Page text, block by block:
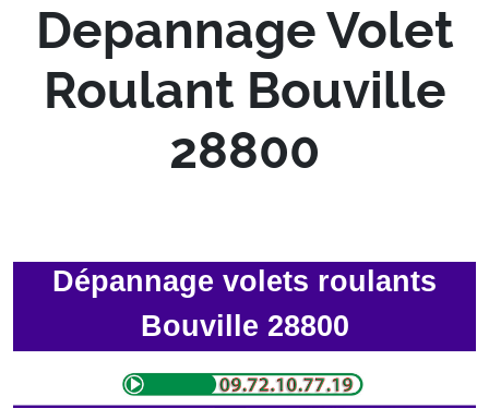
Depannage Volet
Roulant Bouville
28800
Dépannage volets roulants
Bouville 28800